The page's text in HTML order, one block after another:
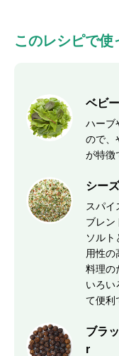
このレシピで
ベビ
ハーブ
ので、
が特徴
シー
スパイ
ブレン
ソルト
用性の
料理の
いろい
て便利
ブラ
r